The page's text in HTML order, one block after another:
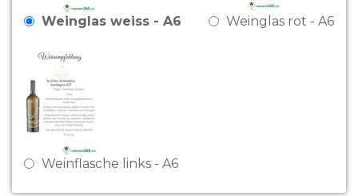
Weinglas weiss - A6 Weinglas rot - A6
Weinflasche links - A6